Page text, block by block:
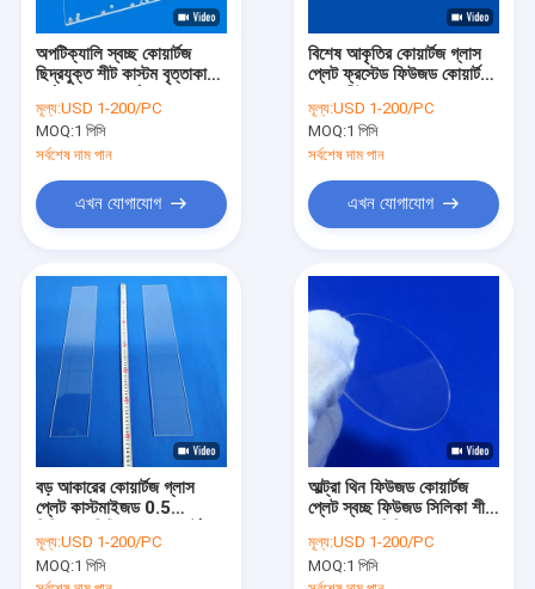
অপটিক্যালি স্বচ্ছ কোয়ার্টজ
ছিদ্রযুক্ত শীট কাস্টম বৃত্তাকার
মূল্য:USD 1-200/PC
MOQ:1 পিসি
সর্বশেষ দাম পান
এখন যোগাযোগ
বিশেষ আকৃতির কোয়ার্টজ গ্লাস
প্লেট ফ্রস্টেড ফিউজড কোয়ার্টজ
মূল্য:USD 1-200/PC
MOQ:1 পিসি
সর্বশেষ দাম পান
এখন যোগাযোগ
বড় আকারের কোয়ার্টজ গ্লাস
প্লেট কাস্টমাইজড 0.5
শীট
মূল্য:USD 1-200/PC
MOQ:1 পিসি
আল্ট্রা থিন ফিউজড কোয়ার্টজ
প্লেট স্বচ্ছ ফিউজড সিলিকা শীট
মূল্য:USD 1-200/PC
MOQ:1 পিসি